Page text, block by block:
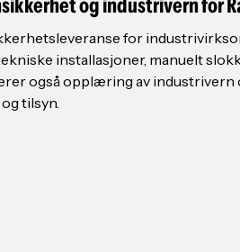
for
installasjoner, manuelt
også opplæring av
tilsyn.